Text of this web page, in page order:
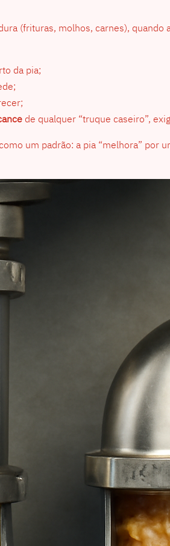
(frituras, molhos, carnes),
da pia;
de qualquer “truque caseiro”,
um padrão: a pia “melhora” por